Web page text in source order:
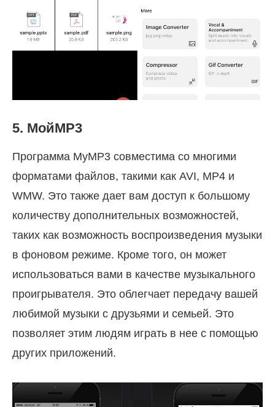
5. МойMP3
Программа MyMP3 совместима со многими
форматами файлов, такими как AVI, MP4 и
WMW. Это также дает вам доступ к большому
количеству дополнительных возможностей,
таких как возможность воспроизведения музыки
в фоновом режиме. Кроме того, он может
использоваться вами в качестве музыкального
проигрывателя. Это облегчает передачу вашей
любимой музыки с друзьями и семьей. Это
позволяет этим людям играть в нее с помощью
других приложений.